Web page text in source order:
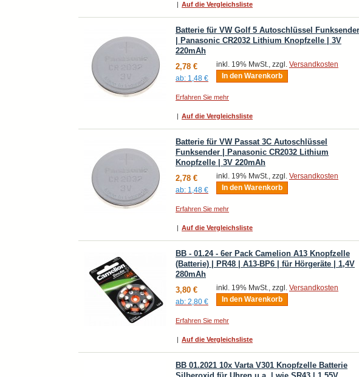
| Auf die Vergleichsliste
Batterie für VW Golf 5 Autoschlüssel Funksender
| Panasonic CR2032 Lithium Knopfzelle | 3V
220mAh
2,78 €
ab: 1,48 €
inkl. 19% MwSt., zzgl. Versandkosten
In den Warenkorb
Erfahren Sie mehr
| Auf die Vergleichsliste
Batterie für VW Passat 3C Autoschlüssel
Funksender | Panasonic CR2032 Lithium
Knopfzelle | 3V 220mAh
2,78 €
ab: 1,48 €
inkl. 19% MwSt., zzgl. Versandkosten
In den Warenkorb
Erfahren Sie mehr
| Auf die Vergleichsliste
BB - 01.24 - 6er Pack Camelion A13 Knopfzelle
(Batterie) | PR48 | A13-BP6 | für Hörgeräte | 1,4V
280mAh
3,80 €
ab: 2,80 €
inkl. 19% MwSt., zzgl. Versandkosten
In den Warenkorb
Erfahren Sie mehr
| Auf die Vergleichsliste
BB 01.2021 10x Varta V301 Knopfzelle Batterie